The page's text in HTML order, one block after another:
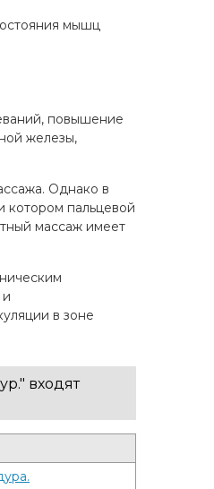
мышц
повышение
железы,
Однако в
котором пальцевой
массаж имеет
в зоне
входят